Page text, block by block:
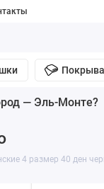
— Эль-Монте?
4 размер 40 ден